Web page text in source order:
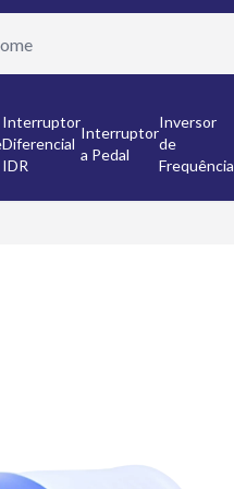
Interruptor
Diferencial
IDR
Interruptor
a Pedal
Inversor
de
Frequência